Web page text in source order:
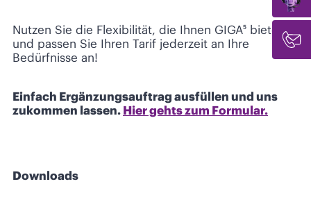
Nutzen Sie die Flexibilität, die Ihnen GIGA⁵ bietet,
und passen Sie Ihren Tarif jederzeit an Ihre
Bedürfnisse an!
Einfach Ergänzungsauftrag ausfüllen und uns
zukommen lassen.Hier gehts zum Formular.
Downloads